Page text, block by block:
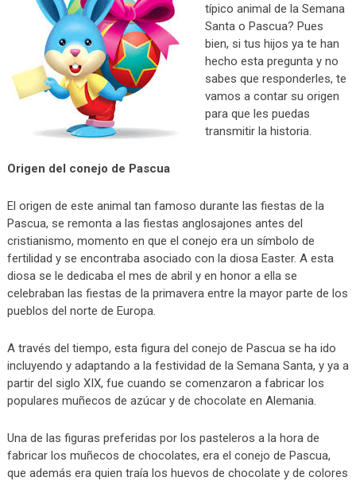
típico animal de la Semana
Santa o Pascua? Pues
bien, si tus hijos ya te han
hecho esta pregunta y no
sabes que responderles, te
vamos a contar su origen
para que les puedas
transmitir la historia.
Origen del conejo de Pascua
El origen de este animal tan famoso durante las fiestas de la
Pascua, se remonta a las fiestas anglosajones antes del
cristianismo, momento en que el conejo era un símbolo de
fertilidad y se encontraba asociado con la diosa Easter. A esta
diosa se le dedicaba el mes de abril y en honor a ella se
celebraban las fiestas de la primavera entre la mayor parte de los
pueblos del norte de Europa.
A través del tiempo, esta figura del conejo de Pascua se ha ido
incluyendo y adaptando a la festividad de la Semana Santa, y ya a
partir del siglo XIX, fue cuando se comenzaron a fabricar los
populares muñecos de azúcar y de chocolate en Alemania.
Una de las figuras preferidas por los pasteleros a la hora de
fabricar los muñecos de chocolates, era el conejo de Pascua,
que además era quien traía los huevos de chocolate y de colores